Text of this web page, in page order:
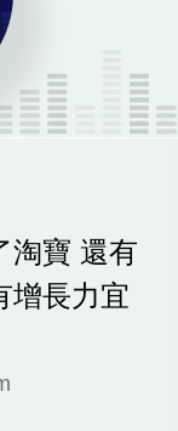
淘寶 還有
增長力宜